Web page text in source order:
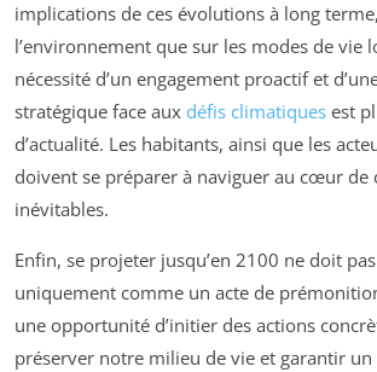
implications de ces évolutions à long
l’environnement que sur les modes de vie
nécessité d’un engagement proactif et
stratégique face aux défis climatiques est
d’actualité. Les habitants, ainsi que les
doivent se préparer à naviguer au cœur de
inévitables.
Enfin, se projeter jusqu’en 2100 ne doit
uniquement comme un acte de
une opportunité d’initier des actions
préserver notre milieu de vie et garantir